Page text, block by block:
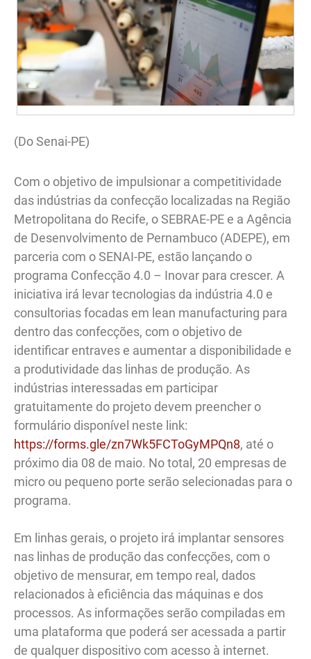
(Do Senai-PE)
Com o objetivo de impulsionar a competitividade
das indústrias da confecção localizadas na Região
Metropolitana do Recife, o SEBRAE-PE e a Agência
de Desenvolvimento de Pernambuco (ADEPE), em
parceria com o SENAI-PE, estão lançando o
programa Confecção 4.0 – Inovar para crescer. A
iniciativa irá levar tecnologias da indústria 4.0 e
consultorias focadas em lean manufacturing para
dentro das confecções, com o objetivo de
identificar entraves e aumentar a disponibilidade e
a produtividade das linhas de produção. As
indústrias interessadas em participar
gratuitamente do projeto devem preencher o
formulário disponível neste link:
https://forms.gle/zn7Wk5FCToGyMPQn8, até o
próximo dia 08 de maio. No total, 20 empresas de
micro ou pequeno porte serão selecionadas para o
programa.
Em linhas gerais, o projeto irá implantar sensores
nas linhas de produção das confecções, com o
objetivo de mensurar, em tempo real, dados
relacionados à eficiência das máquinas e dos
processos. As informações serão compiladas em
uma plataforma que poderá ser acessada a partir
de qualquer dispositivo com acesso à internet.